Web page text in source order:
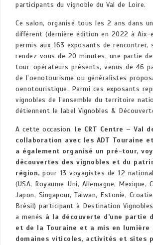
participants du vignoble du Val de Loire.
Ce salon, organisé tous les 2 ans dans
différent (dernière édition en 2022 à Aix-
permis aux 163 exposants de rencontrer,
rendez vous de 20 minutes, une partie
tour-opérateurs présents, venus de 46
de l’oenotourisme ou généralistes
oenotouristique. Parmi ces exposants
vignobles de l’ensemble du territoire
détiennent le label Vignobles &
A cette occasion, le CRT Centre – Val
collaboration avec les ADT Touraine
a également organisé un pré-tour,
découvertes des vignobles et du
région, pour 13 voyagistes de 12
(USA, Royaume-Uni, Allemagne, Mexique,
Japon, Singapour, Taiwan, Estonie,
Brésil) participant à Destination
a menés à la découverte d’une partie
et de la Touraine et a mis en lumière
domaines viticoles, activités et sites